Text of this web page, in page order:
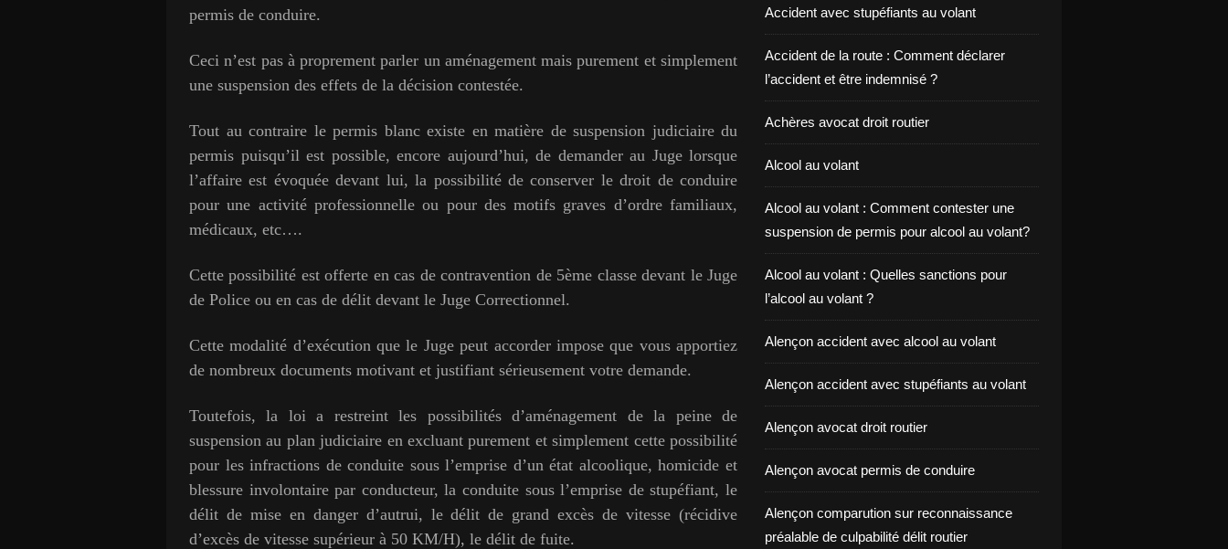
permis de conduire.
Ceci n’est pas à proprement parler un aménagement mais purement et simplement
une suspension des effets de la décision contestée.
Tout au contraire le permis blanc existe en matière de suspension judiciaire du
permis puisqu’il est possible, encore aujourd’hui, de demander au Juge lorsque
l’affaire est évoquée devant lui, la possibilité de conserver le droit de conduire
pour une activité professionnelle ou pour des motifs graves d’ordre familiaux,
médicaux, etc….
Cette possibilité est offerte en cas de contravention de 5ème classe devant le Juge
de Police ou en cas de délit devant le Juge Correctionnel.
Cette modalité d’exécution que le Juge peut accorder impose que vous apportiez
de nombreux documents motivant et justifiant sérieusement votre demande.
Toutefois, la loi a restreint les possibilités d’aménagement de la peine de
suspension au plan judiciaire en excluant purement et simplement cette possibilité
pour les infractions de conduite sous l’emprise d’un état alcoolique, homicide et
blessure involontaire par conducteur, la conduite sous l’emprise de stupéfiant, le
délit de mise en danger d’autrui, le délit de grand excès de vitesse (récidive
d’excès de vitesse supérieur à 50 KM/H), le délit de fuite.
Accident avec stupéfiants au volant
Accident de la route : Comment déclarer
l’accident et être indemnisé ?
Achères avocat droit routier
Alcool au volant
Alcool au volant : Comment contester une
suspension de permis pour alcool au volant?
Alcool au volant : Quelles sanctions pour
l’alcool au volant ?
Alençon accident avec alcool au volant
Alençon accident avec stupéfiants au volant
Alençon avocat droit routier
Alençon avocat permis de conduire
Alençon comparution sur reconnaissance
préalable de culpabilité délit routier